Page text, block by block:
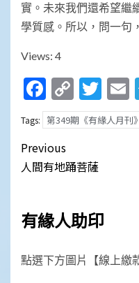
實。未來我們還希望繼
學質感。所以，問一句
Views: 4
Copy
Link
Tags: 第349期《有緣人月刊》
Post
navigation
Previous
人間有地踊菩薩
有緣人助印
點選下方圖片【線上繳